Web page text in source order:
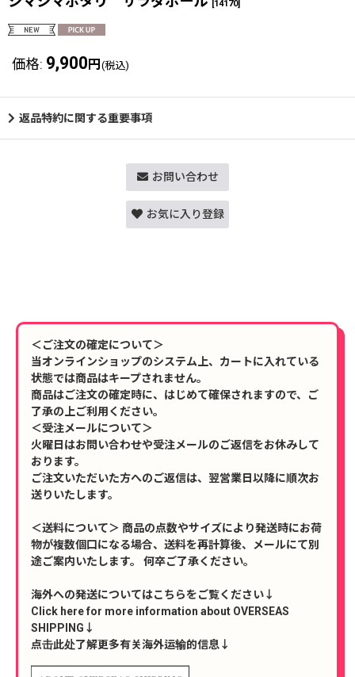
[14170]
価格: 9,900 円 (税込)
返品特約に関する重要事項
お問い合わせ
お気に入り登録
＜ご注文の確定について＞
当オンラインショップのシステム上、カートに入れている
状態では商品はキープされません。
商品はご注文の確定時に、はじめて確保されますので、ご
了承の上ご利用ください。
＜受注メールについて＞
火曜日はお問い合わせや受注メールのご返信をお休みして
おります。
ご注文いただいた方へのご返信は、翌営業日以降に順次お
送りいたします。
＜送料について＞ 商品の点数やサイズにより発送時にお荷
物が複数個口になる場合、送料を再計算後、メールにて別
途ご案内いたします。 何卒ご了承ください。
海外への発送についてはこちらをご覧ください↓
Click here for more information about OVERSEAS
SHIPPING↓
点击此处了解更多有关海外运输的信息↓